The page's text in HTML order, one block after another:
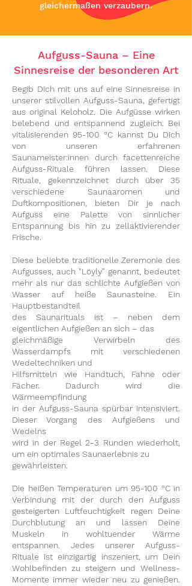
gleichermaßen verzaubern.
Aufguss-Sauna – Eine
Sinnesreise der besonderen Art
Begib Dich mit uns auf eine Sinnesreise in
unserer stilvollen Aufguss-Sauna, gefertigt
aus original Keloholz. Die Aufgüsse wirken
belebend und entspannend zugleich. Bei
vitalisierenden 95-100 °C kannst Du Dich
von unseren erfahrenen
Saunameister:innen durch facettenreiche
Aufguss-Rituale führen lassen. Diese
Rituale, gekennzeichnet durch über 35
verschiedene Saunaaromen und
Duftkompositionen, bieten Dir je nach
Aufguss eine Palette von sinnlicher
Entspannung bis hin zu zellaktivierender
Frische.
Diese beliebte traditionelle Zeremonie des
Aufgusses, auch "Löyly" genannt, bedeutet
mehr als nur das schlichte Aufgießen von
Wasser auf heiße Saunasteine. Ein
Hauptbestandteil
des Saunarituals ist – neben dem
eigentlichen Aufgießen an sich – das
gleichmäßige Verwirbeln des
Wasserdampfs mit verschiedenen
Wedeltechniken und
Hilfsmitteln wie Handtuch, Fahne oder
Fächer. Dadurch wird die
Wärmeempfindung
in der Aufguss-Sauna spürbar intensiviert.
Dieser Vorgang des Aufgießens und
Wedelns
wird in der Regel 2-3 Runden wiederholt,
um ein optimales Saunaerlebnis zu
gewährleisten​​.
Die heißen Temperaturen um 95-100 °C in
Verbindung mit der durch den Aufguss
gesteigerten Luftfeuchtigkeit regen Deine
Durchblutung an und lassen Deine
Muskeln in wohltuender Wärme
entspannen. Jedes unserer Aufguss-
Rituale ist einzigartig inszeniert, um Dein
Wohlbefinden zu steigern und Wellness-
Momente immer wieder neu zu genießen.